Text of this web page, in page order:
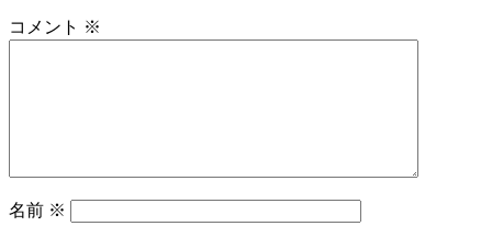
シ
コメント ※
名前 ※